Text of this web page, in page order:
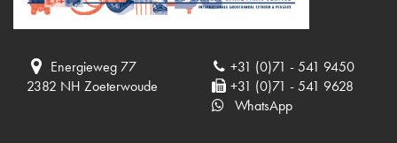
Energieweg 77
2382 NH Zoeterwoude
+31 (0)71 - 541 9450
+31 (0)71 - 541 9628
WhatsApp